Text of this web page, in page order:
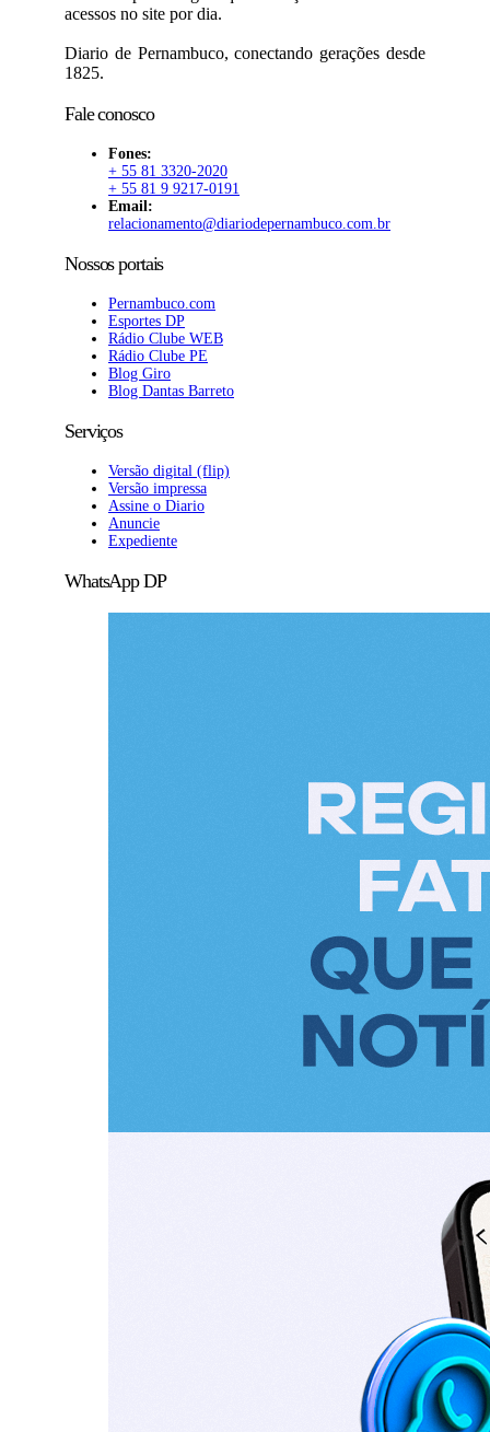
acessos no site por dia.
Diario de Pernambuco, conectando gerações desde
1825.
Fale conosco
Fones:
+ 55 81 3320-2020
+ 55 81 9 9217-0191
Email:
relacionamento@diariodepernambuco.com.br
Nossos portais
Pernambuco.com
Esportes DP
Rádio Clube WEB
Rádio Clube PE
Blog Giro
Blog Dantas Barreto
Serviços
Versão digital (flip)
Versão impressa
Assine o Diario
Anuncie
Expediente
WhatsApp DP